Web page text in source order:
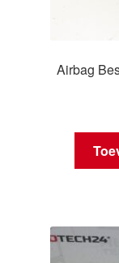
Airbag